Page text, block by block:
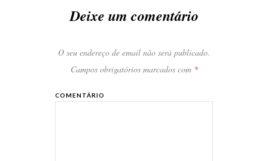
Deixe um comentário
O seu endereço de email não será publicado.
Campos obrigatórios marcados com *
COMENTÁRIO